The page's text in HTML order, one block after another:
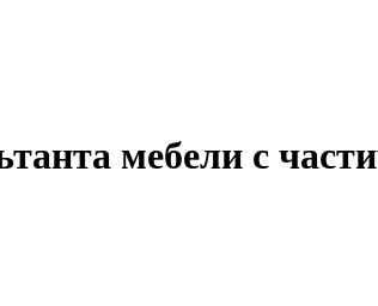
мебели с